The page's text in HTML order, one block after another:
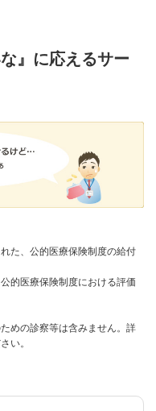
』に応えるサー
た、公的医療保険制度の給付
的医療保険制度における評価
めの診察等は含みません。詳
い。